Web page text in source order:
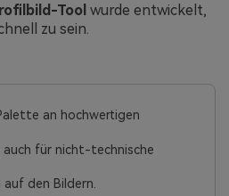
Tool wurde entwickelt,
zu sein.
an hochwertigen
auch für nicht-technische
auf den Bildern.